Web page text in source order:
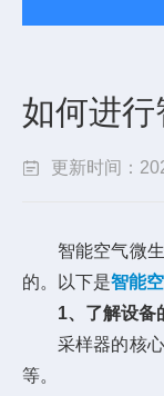
如何进
更新时间：
智能空气微生
的。以下是智能
1、了解设备
采样器的核心
等。